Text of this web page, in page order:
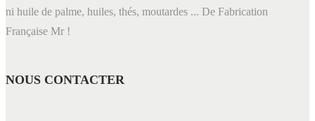
ni huile de palme, huiles, thés, moutardes ... De Fabrication
Française Mr !
NOUS CONTACTER